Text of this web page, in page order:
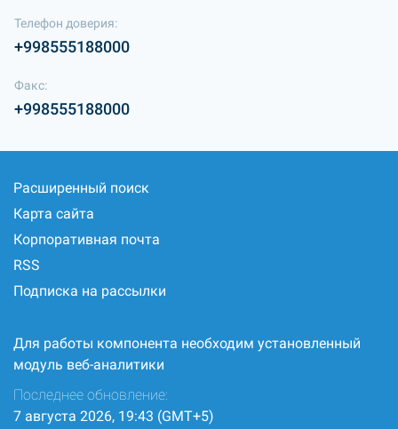
Телефон доверия:
+998555188000
Факс:
+998555188000
Расширенный поиск
Карта сайта
Корпоративная почта
RSS
Подписка на рассылки
Для работы компонента необходим установленный
модуль веб-аналитики
Последнее обновление:
7 августа 2026, 19:43 (GMT+5)